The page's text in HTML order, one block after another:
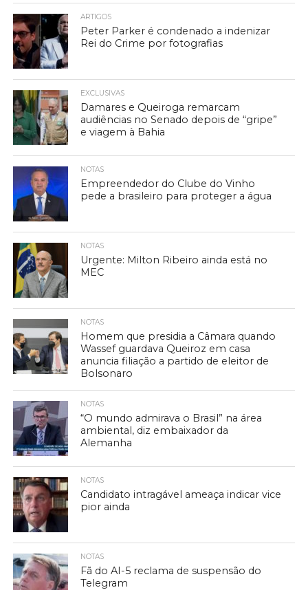
ARTIGOS
Peter Parker é condenado a indenizar
Rei do Crime por fotografias
EXCLUSIVAS
Damares e Queiroga remarcam
audiências no Senado depois de “gripe”
e viagem à Bahia
NOTAS
Empreendedor do Clube do Vinho
pede a brasileiro para proteger a água
NOTAS
Urgente: Milton Ribeiro ainda está no
MEC
NOTAS
Homem que presidia a Câmara quando
Wassef guardava Queiroz em casa
anuncia filiação a partido de eleitor de
Bolsonaro
NOTAS
“O mundo admirava o Brasil” na área
ambiental, diz embaixador da
Alemanha
NOTAS
Candidato intragável ameaça indicar vice
pior ainda
NOTAS
Fã do AI-5 reclama de suspensão do
Telegram